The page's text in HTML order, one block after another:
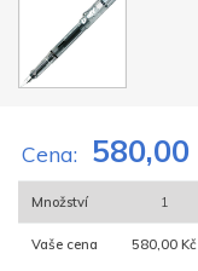
Cena: 580,00
Množství 1
Vaše cena 580,00 Kč